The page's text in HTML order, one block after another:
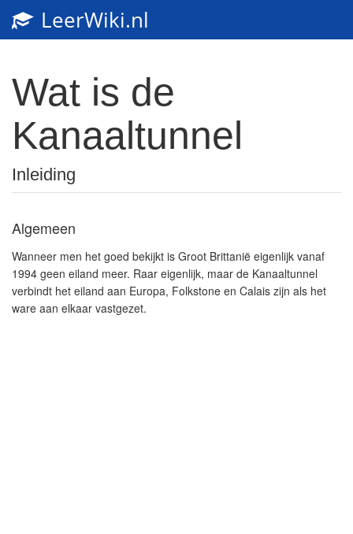
LeerWiki.nl
Wat is de
Kanaaltunnel
Inleiding
Algemeen
Wanneer men het goed bekijkt is Groot Brittanië eigenlijk vanaf
1994 geen eiland meer. Raar eigenlijk, maar de Kanaaltunnel
verbindt het eiland aan Europa, Folkstone en Calais zijn als het
ware aan elkaar vastgezet.